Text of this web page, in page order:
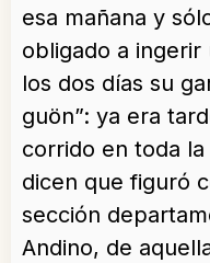
esa mañana y
obligado a
los dos días su
guön”: ya era
corrido en toda
dicen que figuró
sección
Andino, de